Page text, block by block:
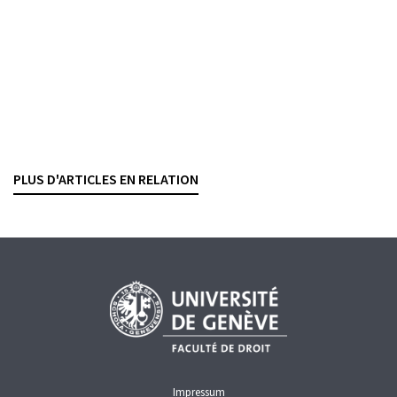
PLUS D'ARTICLES EN RELATION
Impressum